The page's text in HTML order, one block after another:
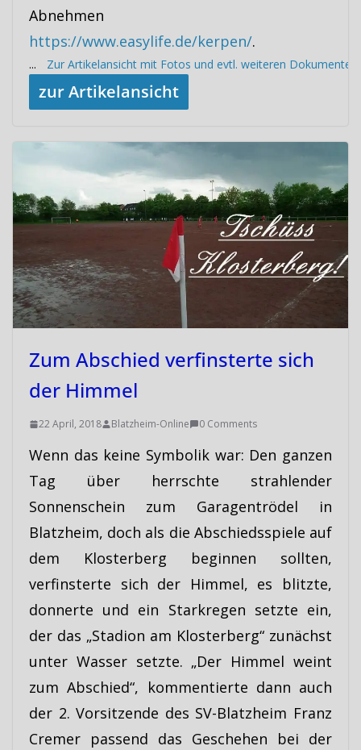
Abnehmen
https://www.easylife.de/kerpen/.
...Zur Artikelansicht mit Fotos und evtl. weiteren Dokumenten
zur Artikelansicht
Zum Abschied verfinsterte sich
der Himmel
22 April, 2018 Blatzheim-Online 0 Comments
Wenn das keine Symbolik war: Den ganzen
Tag über herrschte strahlender
Sonnenschein zum Garagentrödel in
Blatzheim, doch als die Abschiedsspiele auf
dem Klosterberg beginnen sollten,
verfinsterte sich der Himmel, es blitzte,
donnerte und ein Starkregen setzte ein,
der das „Stadion am Klosterberg“ zunächst
unter Wasser setzte. „Der Himmel weint
zum Abschied“, kommentierte dann auch
der 2. Vorsitzende des SV-Blatzheim Franz
Cremer passend das Geschehen bei der